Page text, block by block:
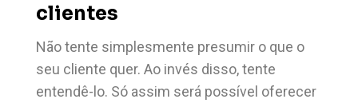
clientes
Não tente simplesmente presumir o que o
seu cliente quer. Ao invés disso, tente
entendê-lo. Só assim será possível oferecer